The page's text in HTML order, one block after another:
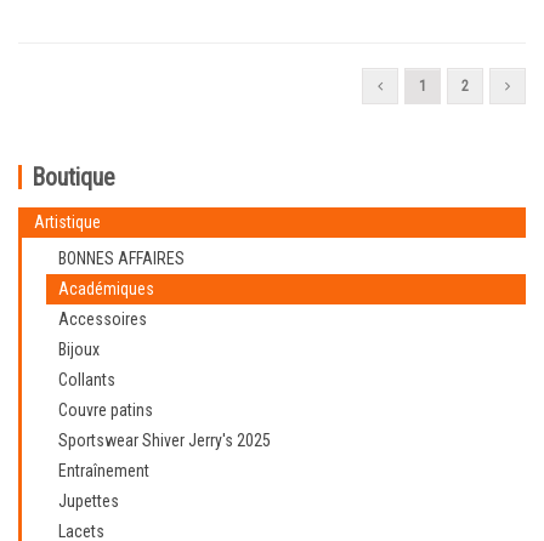
1 2
Boutique
Artistique
BONNES AFFAIRES
Académiques
Accessoires
Bijoux
Collants
Couvre patins
Sportswear Shiver Jerry's 2025
Entraînement
Jupettes
Lacets